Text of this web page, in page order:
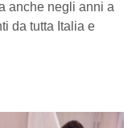
anche negli anni a
da tutta Italia e